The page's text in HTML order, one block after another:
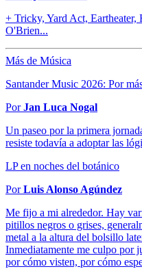
+ Tricky, Yard Act, Eartheater,
O'Brien...
Más de Música
Santander Music 2026: Por
PorJan Luca Nogal
Un paseo por la primera
resiste todavía a adoptar las
LP en noches del botánico
PorLuis Alonso Agúndez
Me fijo a mi alrededor. Hay
pitillos negros o grises,
metal a la altura del bolsillo
Inmediatamente me culpo por
por cómo visten, por cómo